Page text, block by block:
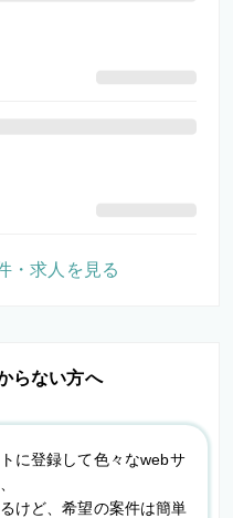
らない方へ
に登録して色々なwebサ
けど、希望の案件は簡単
・求人を見る